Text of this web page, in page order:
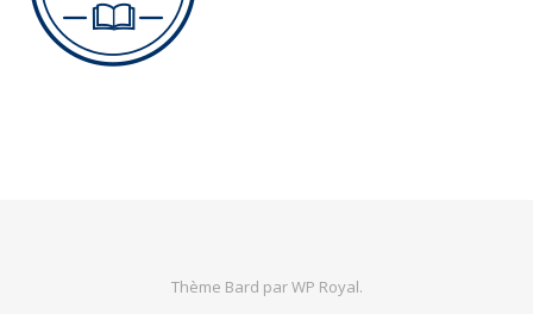
Thème Bard parWP Royal.